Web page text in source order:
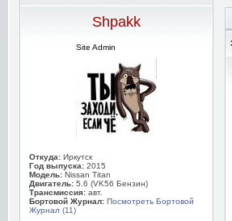
Shpakk
Site Admin
Откуда: Иркутск
Год выпуска: 2015
Модель: Nissan Titan
Двигатель: 5.6 (VK56 Бензин)
Трансмиссия: авт.
Бортовой Журнал: Посмотреть Бортовой
Журнал (11)